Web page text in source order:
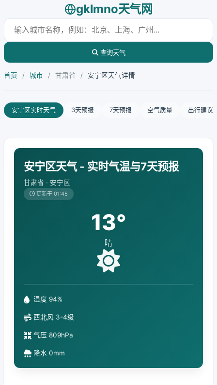
gklmno天气网
查询天气
首页 / 城市 / 甘肃省 / 安宁区天气详情
安宁区实时天气 3天预报 7天预报 空气质量 出行建议
安宁区天气 - 实时气温与7天预报
甘肃省 · 安宁区
更新于 01:45
13°
晴
湿度 94%
西北风 3-4级
气压 809hPa
降水 0mm